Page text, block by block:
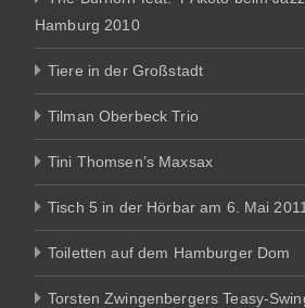
Hamburg 2010
Tiere in der Großstadt
Tilman Oberbeck Trio
Tini Thomsen’s Maxsax
Tisch 5 in der Hörbar am 6. Mai 2011
Toiletten auf dem Hamburger Dom
Torsten Zwingenbergers Teasy-